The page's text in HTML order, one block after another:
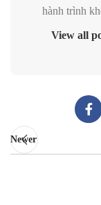
hành trình
View all
Newer